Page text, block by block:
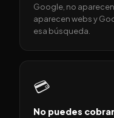
Google, no
aparecen webs y
esa búsqueda.
💳
No puedes